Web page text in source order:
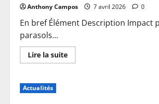
Anthony Campos 7 avril 2026 0
En bref Élément Description Impact
parasols...
Lire la suiteEn
savoir
Actualités